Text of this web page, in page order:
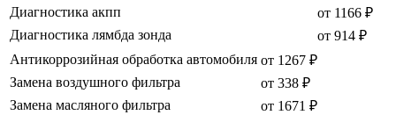
Диагностика акпп
от 1166 ₽
Диагностика лямбда зонда
от 914 ₽
Антикоррозийная обработка автомобиля от 1267 ₽
Замена воздушного фильтра
от 338 ₽
Замена масляного фильтра
от 1671 ₽